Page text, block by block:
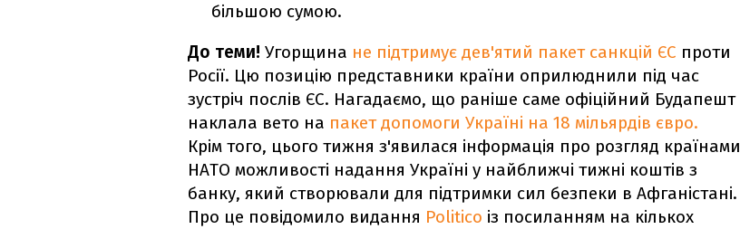
більшою сумою.
До теми! Угорщина не підтримує дев'ятий пакет санкцій ЄС проти
Росії. Цю позицію представники країни оприлюднили під час
зустріч послів ЄС. Нагадаємо, що раніше саме офіційний Будапешт
наклала вето на пакет допомоги Україні на 18 мільярдів євро.
Крім того, цього тижня з'явилася інформація про розгляд країнами
НАТО можливості надання Україні у найближчі тижні коштів з
банку, який створювали для підтримки сил безпеки в Афганістані.
Про це повідомило видання Politico із посиланням на кількох